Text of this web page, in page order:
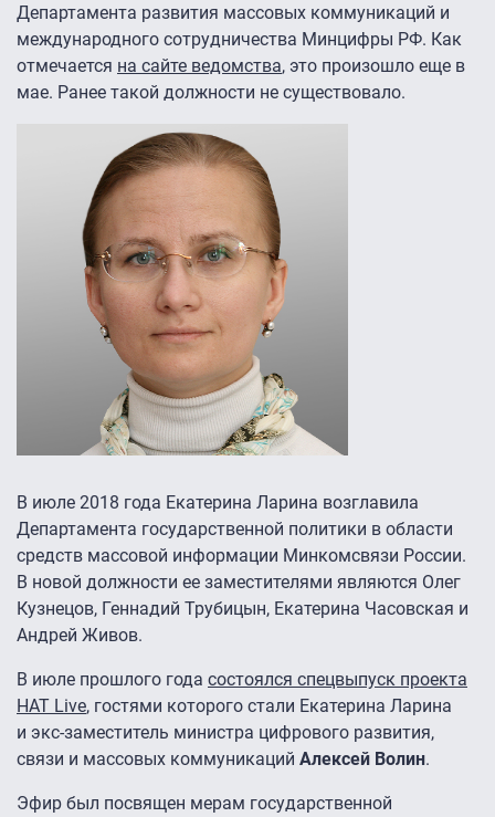
Департамента развития массовых коммуникаций и
международного сотрудничества Минцифры РФ. Как
отмечается на сайте ведомства, это произошло еще в
мае. Ранее такой должности не существовало.
В июле 2018 года Екатерина Ларина возглавила
Департамента государственной политики в области
средств массовой информации Минкомсвязи России.
В новой должности ее заместителями являются Олег
Кузнецов, Геннадий Трубицын, Екатерина Часовская и
Андрей Живов.
В июле прошлого года состоялся спецвыпуск проекта
НАТ Live, гостями которого стали Екатерина Ларина
и экс-заместитель министра цифрового развития,
связи и массовых коммуникаций Алексей Волин.
Эфир был посвящен мерам государственной